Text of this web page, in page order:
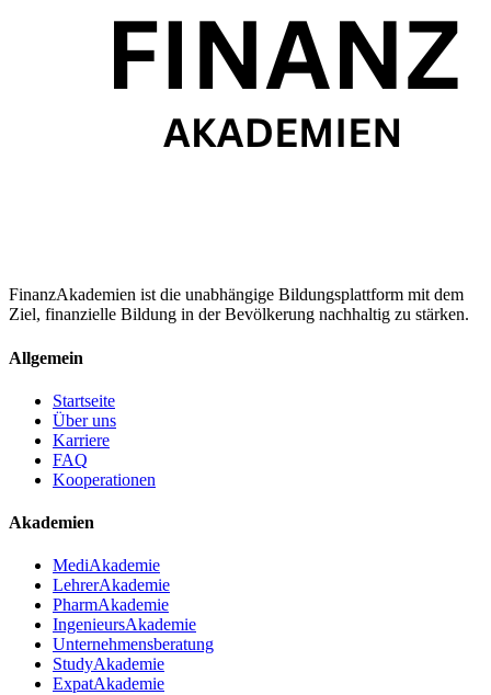
FinanzAkademien ist die unabhängige Bildungsplattform mit dem
Ziel, finanzielle Bildung in der Bevölkerung nachhaltig zu stärken.
Allgemein
Startseite
Über uns
Karriere
FAQ
Kooperationen
Akademien
MediAkademie
LehrerAkademie
PharmAkademie
IngenieursAkademie
Unternehmensberatung
StudyAkademie
ExpatAkademie